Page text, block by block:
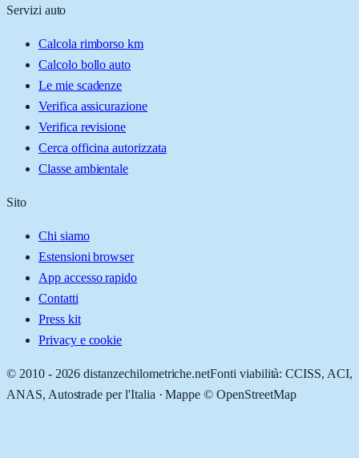
Servizi auto
Calcola rimborso km
Calcolo bollo auto
Le mie scadenze
Verifica assicurazione
Verifica revisione
Cerca officina autorizzata
Classe ambientale
Sito
Chi siamo
Estensioni browser
App accesso rapido
Contatti
Press kit
Privacy e cookie
© 2010 - 2026 distanzechilometriche.netFonti viabilità: CCISS, ACI,
ANAS, Autostrade per l'Italia · Mappe © OpenStreetMap